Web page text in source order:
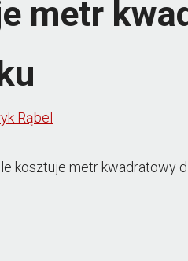
metr
Rąbel
kosztuje metr kwadratowy